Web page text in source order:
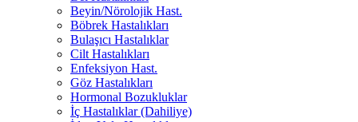
Beyin/Nörolojik Hast.
Böbrek Hastalıkları
Bulaşıcı Hastalıklar
Cilt Hastalıkları
Enfeksiyon Hast.
Göz Hastalıkları
Hormonal Bozukluklar
İç Hastalıklar (Dahiliye)